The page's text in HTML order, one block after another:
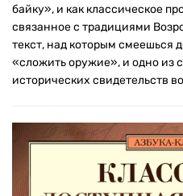
байку», и как классическое
связанное с традициями
текст, над которым смеешься
«сложить оружие», и одно из
исторических свидетельств